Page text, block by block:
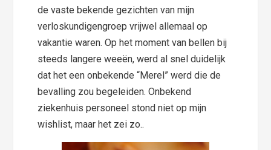
de vaste bekende gezichten van mijn
verloskundigengroep vrijwel allemaal op
vakantie waren. Op het moment van bellen bij
steeds langere weeën, werd al snel duidelijk
dat het een onbekende “Merel” werd die de
bevalling zou begeleiden. Onbekend
ziekenhuis personeel stond niet op mijn
wishlist, maar het zei zo..